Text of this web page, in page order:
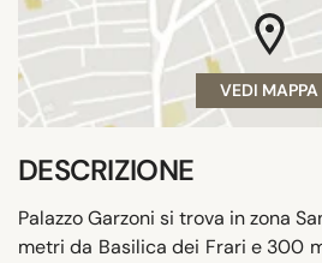
VEDI MAPPA
DESCRIZIONE
Palazzo Garzoni si trova in zona
metri da Basilica dei Frari e 300